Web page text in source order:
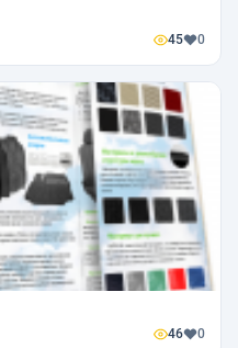
45 0
46 0